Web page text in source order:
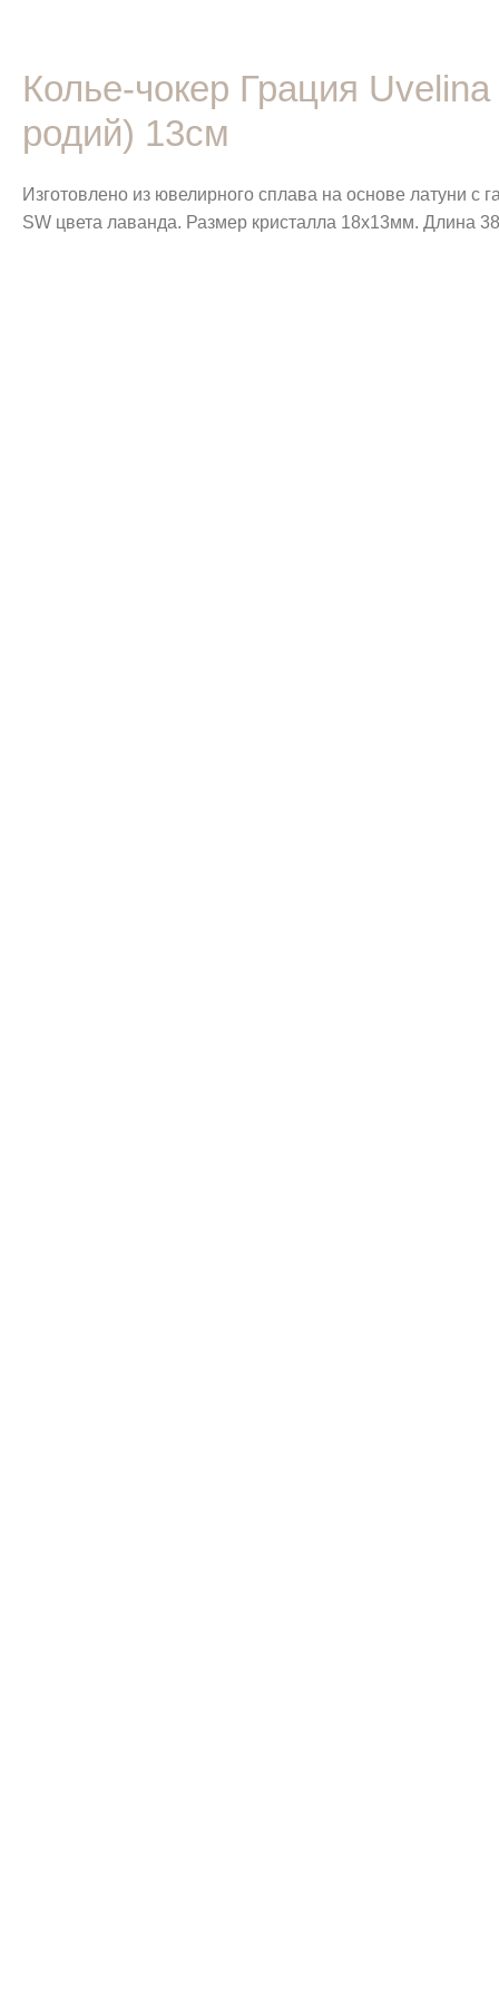
Колье-чокер Грация
родий) 13см
Изготовлено из ювелирного сплава на основе латуни
SW цвета лаванда. Размер кристалла 18х13мм. Длина